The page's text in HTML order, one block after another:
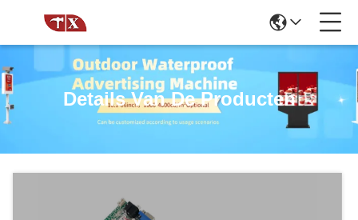
Details Van De Producten